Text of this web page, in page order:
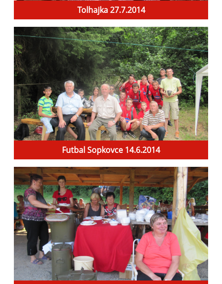
Tolhajka 27.7.2014
Futbal Sopkovce 14.6.2014